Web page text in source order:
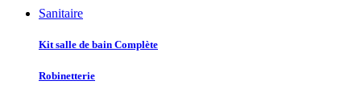
Sanitaire
Kit salle de bain Complète
Robinetterie